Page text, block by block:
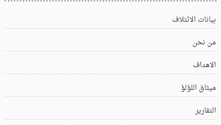
بيانات الائتلاف
من نحن
الاهداف
ميثاق اللؤلؤ
التقارير